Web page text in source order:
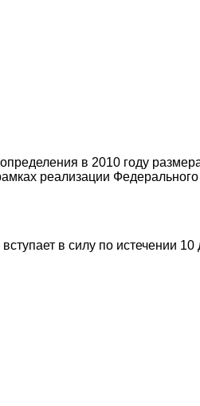
в 2010 году
реализации
в силу по истечении